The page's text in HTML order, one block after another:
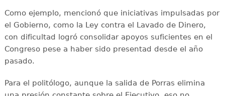
Como ejemplo, mencionó que iniciativas impulsadas por
el Gobierno, como la Ley contra el Lavado de Dinero,
con dificultad logró consolidar apoyos suficientes en el
Congreso pese a haber sido presentad desde el año
pasado.
Para el politólogo, aunque la salida de Porras elimina